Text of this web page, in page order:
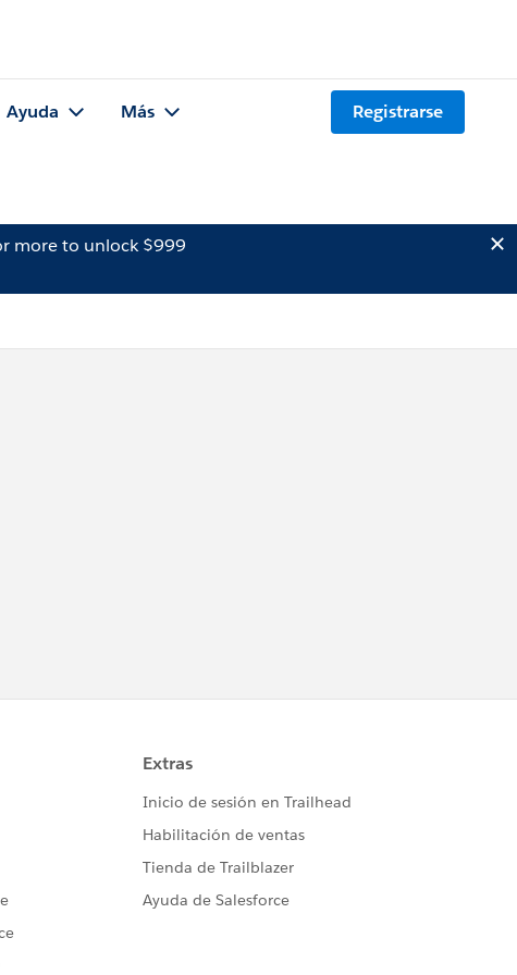
Ayuda Más Registrarse
more to unlock $999